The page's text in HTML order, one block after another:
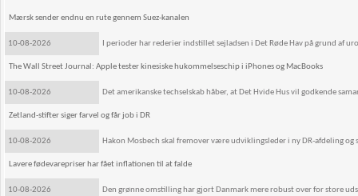
Mærsk sender endnu en rute gennem Suez-kanalen
10-08-2026 I perioder har rederier indstillet sejladsen i Det Røde Hav på grund af
The Wall Street Journal: Apple tester kinesiske hukommelseschip i iPhones og MacBooks
10-08-2026 Det amerikanske techselskab håber, at Det Hvide Hus vil godkende
Zetland-stifter siger farvel og får job i DR
10-08-2026 Hakon Mosbech skal fremover være udviklingsleder i ny DR-afdeling
Lavere fødevarepriser har fået inflationen til at falde
10-08-2026 Den grønne omstilling har gjort Danmark mere robust over for store